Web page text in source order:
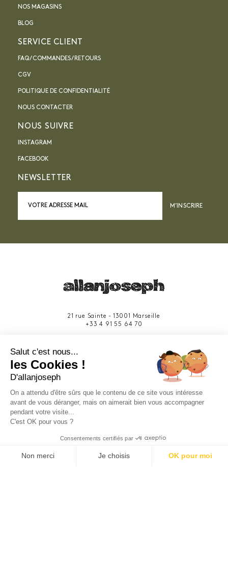
NOS MAGASINS
BLOG
SERVICE CLIENT
FAQ / COMMANDES / RETOURS
CGV
POLITIQUE DE CONFIDENTIALITÉ
NOUS CONTACTER
NOUS SUIVRE
INSTAGRAM
FACEBOOK
NEWSLETTER
M’INSCRIRE
21 rue Sainte - 13001 Marseille
+33 4 91 55 64 70
Provence-Alpes-Côte d'Azur.
Salut c'est nous...
les Cookies !
D'allanjoseph
On a attendu d'être sûrs que le contenu de ce site vous intéresse
avant de vous déranger, mais on aimerait bien vous accompagner
pendant votre visite...
C'est OK pour vous ?
Consentements certifiés par
Non merci Je choisis OK pour moi